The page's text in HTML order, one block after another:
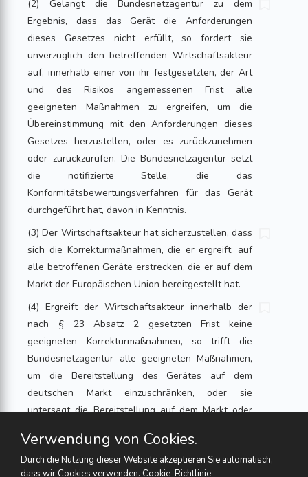
(2) Gelangt die Bundesnetzagentur zu dem
Ergebnis, dass das Gerät die Anforderungen
dieses Gesetzes nicht erfüllt, so fordert sie
unverzüglich den betreffenden Wirtschaftsakteur
auf, innerhalb einer von ihr festgesetzten, der Art
und des Risikos angemessenen Frist alle
geeigneten Maßnahmen zu ergreifen, um die
Übereinstimmung mit den Anforderungen dieses
Gesetzes herzustellen, oder es zurückzunehmen
oder zurückzurufen. Die Bundesnetzagentur setzt
die notifizierte Stelle, die das
Konformitätsbewertungsverfahren für das Gerät
durchgeführt hat, davon in Kenntnis.
(3) Der Wirtschaftsakteur hat sicherzustellen, dass
sich die Korrekturmaßnahmen, die er ergreift, auf
alle betroffenen Geräte erstrecken, die er auf dem
Markt der Europäischen Union bereitgestellt hat.
(4) Ergreift der Wirtschaftsakteur innerhalb der
nach § 23 Absatz 2 gesetzten Frist keine
geeigneten Korrekturmaßnahmen, so trifft die
Bundesnetzagentur alle geeigneten Maßnahmen,
um die Bereitstellung des Gerätes auf dem
deutschen Markt einzuschränken, oder sie
untersagt die Bereitstellung auf dem Markt oder
zurückgerufen wird. Ist kein Wirtschaftsakteur im
Binnenmarkt ansässig, können die Maßnahmen
Verwendung von Cookies.
Durch die Nutzung dieser Website akzeptieren Sie automatisch,
dass wir Cookies verwenden. Cookie-Richtlinie